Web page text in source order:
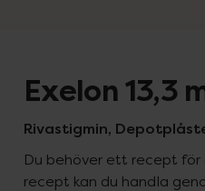
Exelon 13,3
Rivastigmin,
Du behöver ett recept för
recept kan du handla